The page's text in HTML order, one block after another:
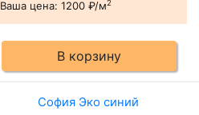
Ваша цена: 1200 ₽/м2
В корзину
София Эко синий